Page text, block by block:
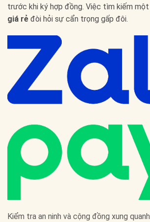
trước khi ký hợp đồng. Việc tìm kiếm một
giá rẻ đòi hỏi sự cẩn trọng gấp đôi.
Kiểm tra an ninh và cộng đồng xung quanh